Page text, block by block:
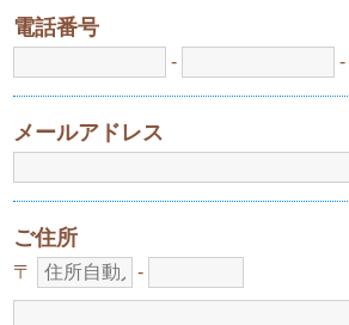
電話番号
- -
メールアドレス
ご住所
〒 -